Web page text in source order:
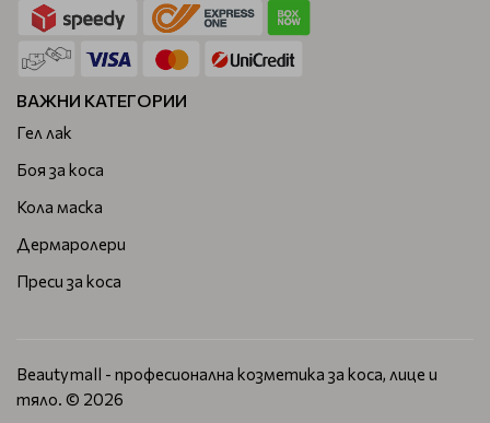
ВАЖНИ КАТЕГОРИИ
Гел лак
Боя за коса
Кола маска
Дермаролери
Преси за коса
Beautymall - професионална козметика за коса, лице и
тяло. © 2026